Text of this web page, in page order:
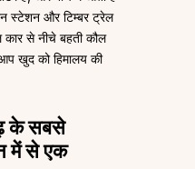
स्टेशन और टिम्बर ट्रेल
से नीचे बहती कौल
खुद को हिमालय की
के सबसे
में से एक